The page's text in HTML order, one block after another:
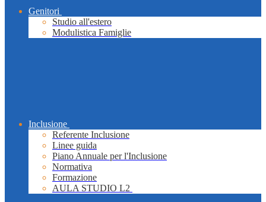
Genitori
Studio all'estero
Modulistica Famiglie
Inclusione
Referente Inclusione
Linee guida
Piano Annuale per l'Inclusione
Normativa
Formazione
AULA STUDIO L2